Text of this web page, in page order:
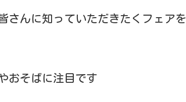
さんに知っていただきたくフェアを
おそばに注目です